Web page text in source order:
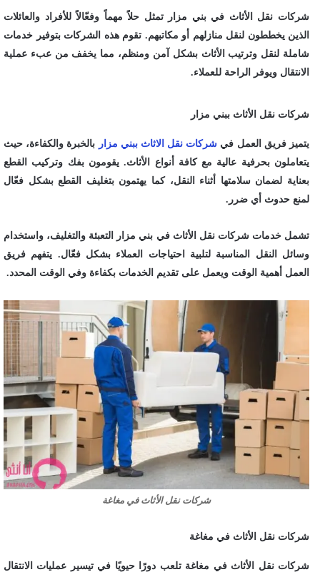
شركات نقل الأثاث في بني مزار تمثل حلاً مهماً وفعّالاً للأفراد والعائلات
الذين يخططون لنقل منازلهم أو مكاتبهم. تقوم هذه الشركات بتوفير خدمات
شاملة لنقل وترتيب الأثاث بشكل آمن ومنظم، مما يخفف من عبء عملية
الانتقال ويوفر الراحة للعملاء.
شركات نقل الأثاث ببني مزار
يتميز فريق العمل في شركات نقل الاثاث ببني مزار بالخبرة والكفاءة، حيث
يتعاملون بحرفية عالية مع كافة أنواع الأثاث. يقومون بفك وتركيب القطع
بعناية لضمان سلامتها أثناء النقل، كما يهتمون بتغليف القطع بشكل فعّال
لمنع حدوث أي ضرر.
تشمل خدمات شركات نقل الأثاث في بني مزار التعبئة والتغليف، واستخدام
وسائل النقل المناسبة لتلبية احتياجات العملاء بشكل فعّال. يتفهم فريق
العمل أهمية الوقت ويعمل على تقديم الخدمات بكفاءة وفي الوقت المحدد.
شركات نقل الأثاث في مغاغة
شركات نقل الأثاث في مغاغة
شركات نقل الأثاث في مغاغة تلعب دورًا حيويًا في تيسير عمليات الانتقال